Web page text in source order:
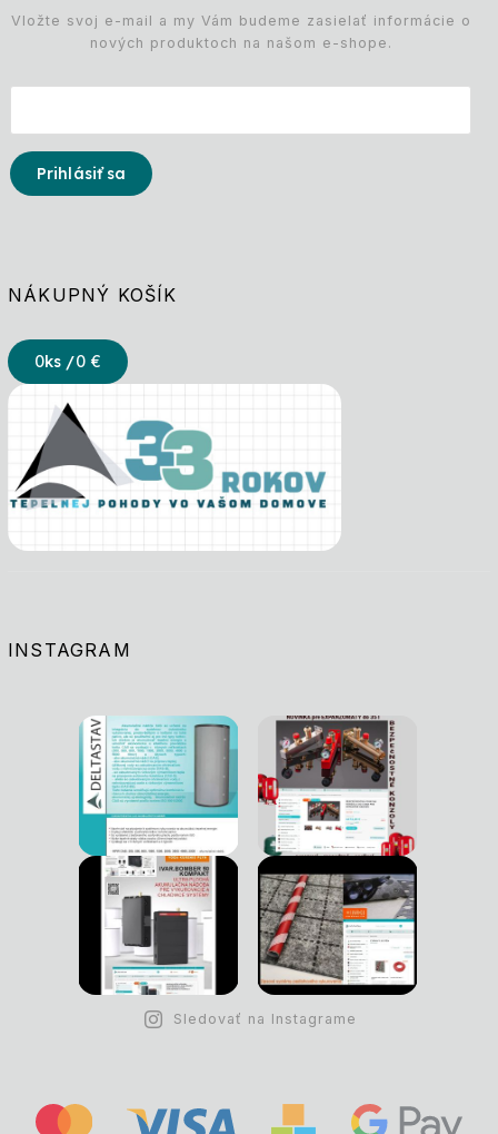
Vložte svoj e-mail a my Vám budeme zasielať informácie o
nových produktoch na našom e-shope.
Prihlásiť sa
NÁKUPNÝ KOŠÍK
0ks /0 €
INSTAGRAM
Sledovať na Instagrame